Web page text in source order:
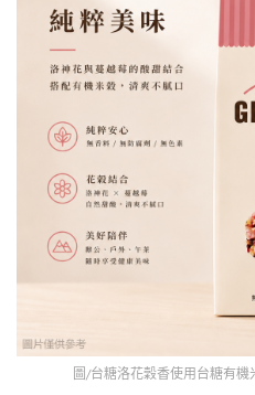
圖/台糖洛花穀香使用台糖有